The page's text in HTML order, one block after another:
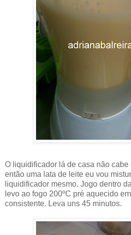
O liquidificador lá de casa não cabe
então uma lata de leite eu vou
liquidificador mesmo. Jogo dentro
levo ao fogo 200ºC pré aquecido
consistente. Leva uns 45 minutos.